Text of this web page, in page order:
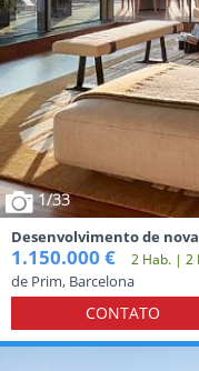
1/33
Desenvolvimento de
Barcelona
1.150.000 € 2 Hab. | 2
de Prim, Barcelona
CONTATO